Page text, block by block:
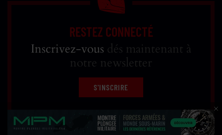
RESTEZ CONNECTÉ
Inscrivez-vous dés maintenant à
notre newsletter
S'INSCRIRE
Réfléchi, designé et développé parWEB RACER